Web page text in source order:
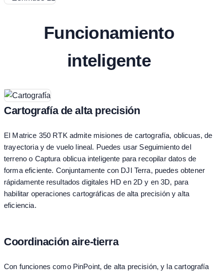
Funcionamiento
inteligente
Cartografía de alta precisión
El Matrice 350 RTK admite misiones de cartografía, oblicuas, de
trayectoria y de vuelo lineal. Puedes usar Seguimiento del
terreno o Captura oblicua inteligente para recopilar datos de
forma eficiente. Conjuntamente con DJI Terra, puedes obtener
rápidamente resultados digitales HD en 2D y en 3D, para
habilitar operaciones cartográficas de alta precisión y alta
eficiencia.
Coordinación aire-tierra
Con funciones como PinPoint, de alta precisión, y la cartografía